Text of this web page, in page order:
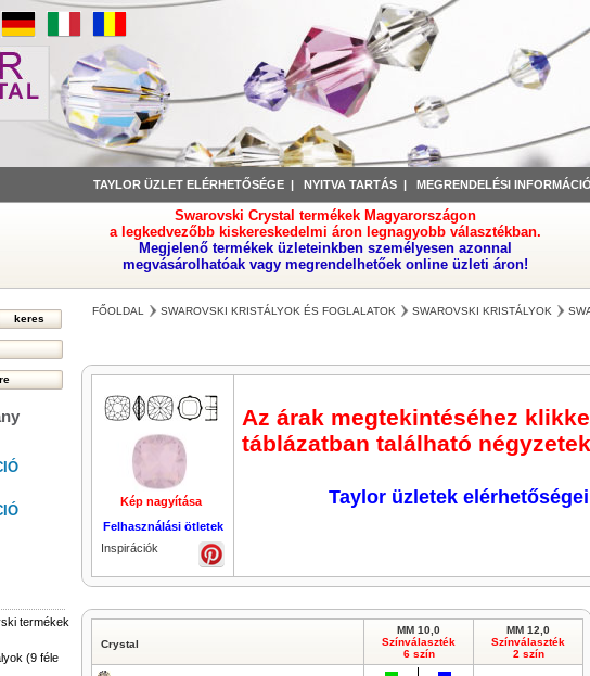
TAYLOR ÜZLET ELÉRHETŐSÉGE | NYITVA TARTÁS | MEGRENDELÉSI
Swarovski Crystal termékek Magyarországon
a legkedvezőbb kiskereskedelmi áron legnagyobb választékban.
Megjelenő termékek üzleteinkben személyesen azonnal
megvásárolhatóak vagy megrendelhetőek online üzleti áron!
termékek
(9 féle
FŐOLDAL SWAROVSKI KRISTÁLYOK ÉS FOGLALATOK SWAROVSKI KRISTÁLYOK
Kép nagyítása Kép nagyítása Kép nagyítása
Felhasználási ötletek
Inspirációk
Az árak megtekintéséhez
táblázatban található
Taylor üzletek elérhetőségei
Crystal
MM 10,0
Színválaszték
6 szín
MM 12,0
Színválaszték
2 szín